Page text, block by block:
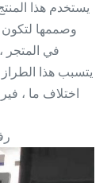
وصممها لتكون
في المتجر
اختلاف ما ،